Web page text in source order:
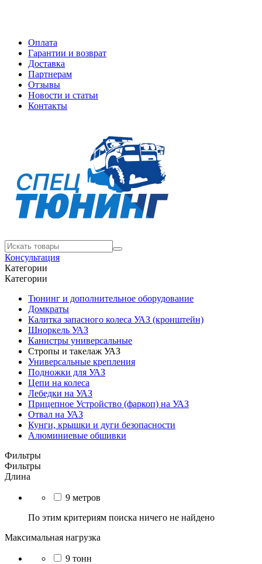
Оплата
Гарантии и возврат
Доставка
Партнерам
Отзывы
Новости и статьи
Контакты
Консультация
Категории
Категории
Тюнинг и дополнительное оборудование
Домкраты
Калитка запасного колеса УАЗ (кронштейн)
Шноркель УАЗ
Канистры универсальные
Стропы и такелаж УАЗ
Универсальные крепления
Подножки для УАЗ
Цепи на колеса
Лебедки на УАЗ
Прицепное Устройство (фаркоп) на УАЗ
Отвал на УАЗ
Кунги, крышки и дуги безопасности
Алюминиевые обшивки
Фильтры
Фильтры
Длина
9 метров
По этим критериям поиска ничего не найдено
Максимальная нагрузка
9 тонн